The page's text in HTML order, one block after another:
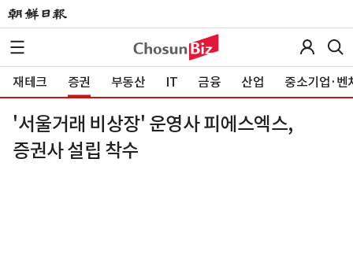
재테크 증권 부동산 IT 금융 산업 중소기업·벤
'서울거래 비상장' 운영사 피에스엑스,
증권사 설립 착수